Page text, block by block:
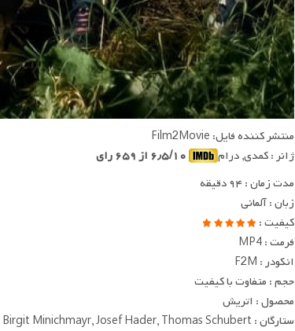
منتشر کننده فایل: Film2Movie
ژانر : کمدی, درام
مدت زمان : ۹۴ دقیقه
زبان : آلمانی
کیفیت :
فرمت : MP4
انکودر : F2M
حجم : متفاوت با کیفیت
محصول : اتریش
ستارگان : Birgit Minichmayr, Josef Hader, Thomas Schubert